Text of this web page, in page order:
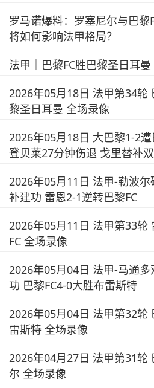
罗马诺爆料：罗塞尼尔与巴黎
将如何影响法甲格局？
法甲｜巴黎FC胜巴黎圣日耳曼
2026年05月18日 法甲第34轮
黎圣日耳曼 全场录像
2026年05月18日 大巴黎1-2遭
登贝莱27分钟伤退 戈里替补
2026年05月11日 法甲-勒波
补建功 雷恩2-1逆转巴黎FC
2026年05月11日 法甲第33轮
FC 全场录像
2026年05月04日 法甲-马通多
功 巴黎FC4-0大胜布雷斯特
2026年05月04日 法甲第32轮
雷斯特 全场录像
2026年04月27日 法甲第31轮
尔 全场录像